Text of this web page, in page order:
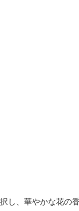
し、華やかな花の